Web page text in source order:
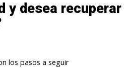
y desea recuperar
los pasos a seguir